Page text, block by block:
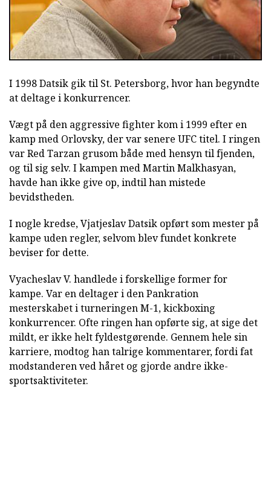
I 1998 Datsik gik til St. Petersborg, hvor han begyndte
at deltage i konkurrencer.
Vægt på den aggressive fighter kom i 1999 efter en
kamp med Orlovsky, der var senere UFC titel. I ringen
var Red Tarzan grusom både med hensyn til fjenden,
og til sig selv. I kampen med Martin Malkhasyan,
havde han ikke give op, indtil han mistede
bevidstheden.
I nogle kredse, Vjatjeslav Datsik opført som mester på
kampe uden regler, selvom blev fundet konkrete
beviser for dette.
Vyacheslav V. handlede i forskellige former for
kampe. Var en deltager i den Pankration
mesterskabet i turneringen M-1, kickboxing
konkurrencer. Ofte ringen han opførte sig, at sige det
mildt, er ikke helt fyldestgørende. Gennem hele sin
karriere, modtog han talrige kommentarer, fordi fat
modstanderen ved håret og gjorde andre ikke-
sportsaktiviteter.